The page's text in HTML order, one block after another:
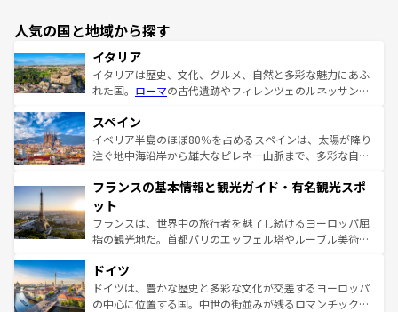
人気の国と地域から探す
イタリア
イタリアは歴史、文化、グルメ、自然と多彩な魅力にあふ
れた国。 ローマの古代遺跡やフィレンツェのルネッサンス
ろん、トスカーナの美しい田園風景やアマルフィ海岸の絶
景など、自然景観も見逃せない。観光の合間には、本場の
ピザやパスタなど、絶品のイタリア料理を堪能することも
ませてくれるイタリアで、忘れられない旅をしてみよう！
なお、新着のイタリア情報は
しい。
スペイン
イベリア半島のほぼ80％を占めるスペインは、太陽が降り
注ぐ地中海沿岸から雄大なピレネー山脈まで、多彩な自然
文化が根付くこの国では、情熱的なフラメンコ、熱気あふ
れる闘牛、そして美味しいタパスが生活の一部となってい
る。首都マドリードの洗練された雰囲気や、バルセロナの
アートに溢れた街角から、地方では古代ローマ遺跡や中世
せる。地方によって風土や気候が異なるスペインはその個
性で訪れる人を魅了する。 なお、新着のスペイン情報は コ
ンテンツ一覧を参照してほしい。
フランスの基本情報と観光ガイド・有名観光スポ
ット
フランスは、世界中の旅行者を魅了し続けるヨーロッパ屈
指の観光地だ。首都パリのエッフェル塔やルーブル美術館
で、幅広い魅力が詰まっている。華麗な宮殿、歴史的な大
聖堂、美しいビーチ、そして豊かな自然が、訪れる者を心
から魅了する。また、フランスは美食の国としても知ら
ドイツ
ドイツは、豊かな歴史と多彩な文化が交差するヨーロッパ
の中心に位置する国。中世の街並みが残るロマンチック街